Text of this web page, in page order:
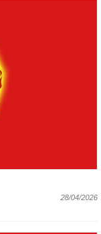
28/04/2026